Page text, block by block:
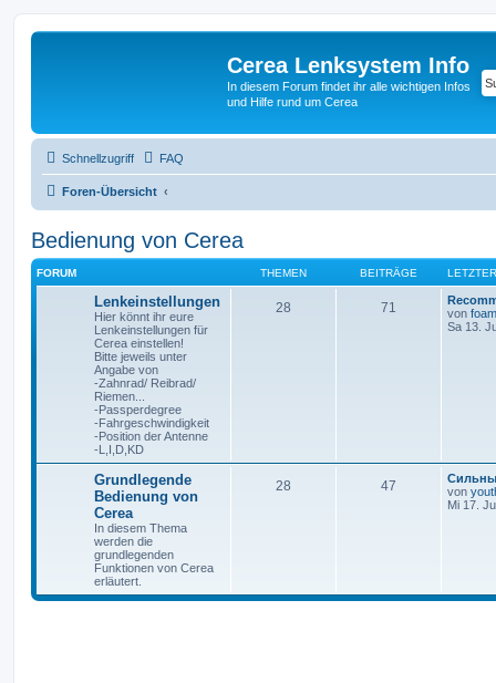
Cerea Lenksystem Info
In diesem Forum findet ihr alle wichtigen Infos
und Hilfe rund um Cerea
Schnellzugriff FAQ
Foren-Übersicht
Bedienung von Cerea
FORUM THEMEN BEITRÄGE
Lenkeinstellungen
Hier könnt ihr eure
Lenkeinstellungen für
Cerea einstellen!
Bitte jeweils unter
Angabe von
-Zahnrad/ Reibrad/
Riemen...
-Passperdegree
-Fahrgeschwindigkeit
-Position der Antenne
-L,I,D,KD
28 71
von
Sa 13.
Grundlegende
Bedienung von
Cerea
In diesem Thema
werden die
grundlegenden
Funktionen von Cerea
erläutert.
28 47
von
Mi 17.